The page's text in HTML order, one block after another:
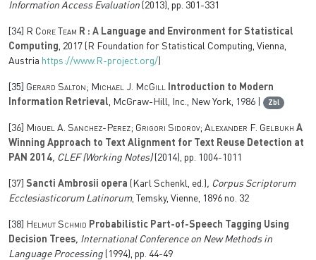
Information Access Evaluation (2013), pp. 301-331
[34] R Core Team R : A Language and Environment for Statistical
Computing, 2017 (R Foundation for Statistical Computing, Vienna,
Austria https://www.R-project.org/)
[35] Gerard Salton; Michael J. McGill Introduction to Modern
Information Retrieval, McGraw-Hill, Inc., New York, 1986 | Zbl
[36] Miguel A. Sanchez-Perez; Grigori Sidorov; Alexander F. Gelbukh A
Winning Approach to Text Alignment for Text Reuse Detection at
PAN 2014, CLEF (Working Notes)(2014), pp. 1004-1011
[37] Sancti Ambrosii opera (Karl Schenkl, ed.), Corpus Scriptorum
Ecclesiasticorum Latinorum, Temsky, Vienne, 1896 no. 32
[38] Helmut Schmid Probabilistic Part-of-Speech Tagging Using
Decision Trees, International Conference on New Methods in
Language Processing (1994), pp. 44-49